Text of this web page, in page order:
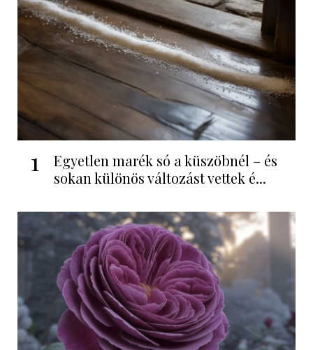
1
Egyetlen marék só a küszöbnél – és
sokan különös változást vettek é...